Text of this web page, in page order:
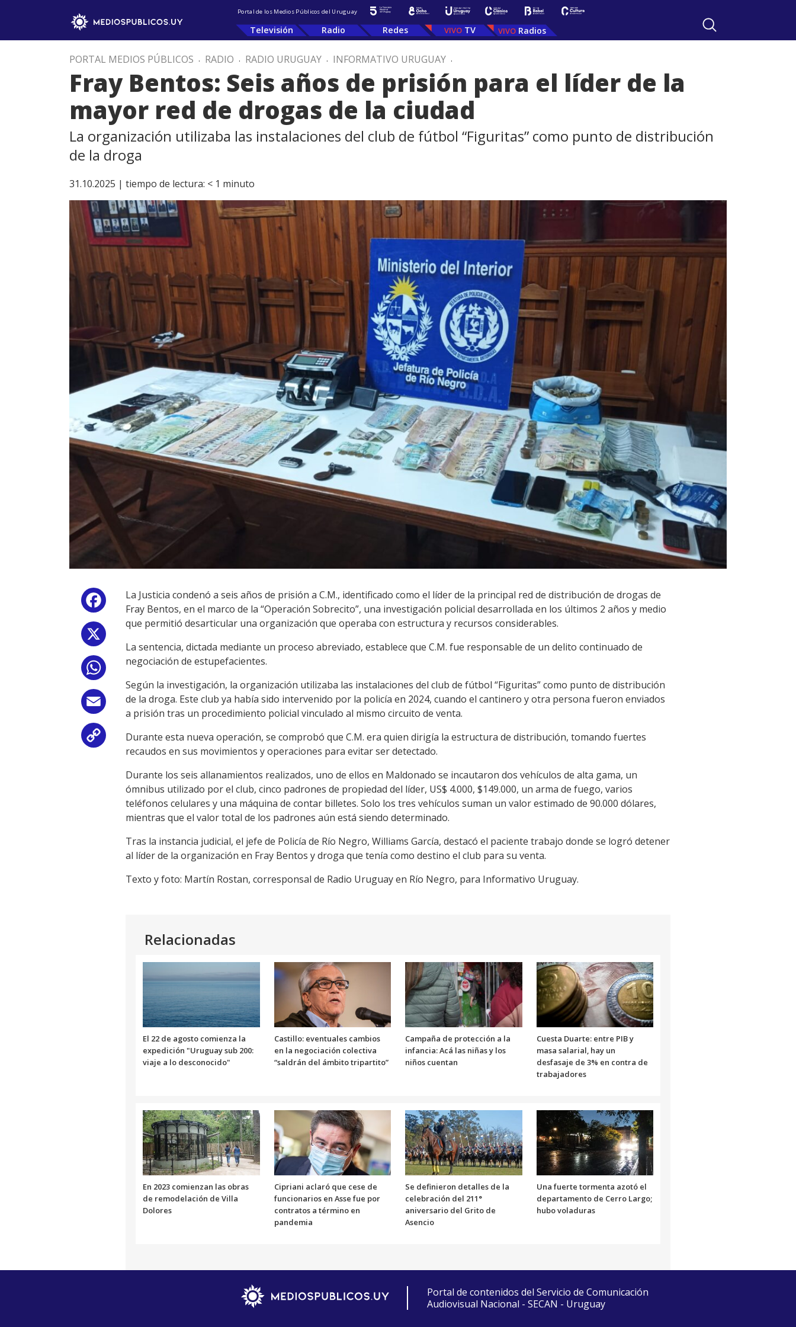
Portal de los Medios Públicos del Uruguay
Televisión Radio Redes TV Radios
PORTAL MEDIOS PÚBLICOS . RADIO . RADIO URUGUAY . INFORMATIVO URUGUAY .
Fray Bentos: Seis años de prisión para el líder de la
mayor red de drogas de la ciudad
La organización utilizaba las instalaciones del club de fútbol “Figuritas” como punto de distribución
de la droga
31.10.2025 | tiempo de lectura: < 1 minuto
Facebook
WhatsApp
Email
Copy
La Justicia condenó a seis años de prisión a C.M., identificado como el líder de la principal red de distribución de drogas de
Fray Bentos, en el marco de la “Operación Sobrecito”, una investigación policial desarrollada en los últimos 2 años y medio
que permitió desarticular una organización que operaba con estructura y recursos considerables.
La sentencia, dictada mediante un proceso abreviado, establece que C.M. fue responsable de un delito continuado de
negociación de estupefacientes.
Según la investigación, la organización utilizaba las instalaciones del club de fútbol “Figuritas” como punto de distribución
de la droga. Este club ya había sido intervenido por la policía en 2024, cuando el cantinero y otra persona fueron enviados
a prisión tras un procedimiento policial vinculado al mismo circuito de venta.
Durante esta nueva operación, se comprobó que C.M. era quien dirigía la estructura de distribución, tomando fuertes
recaudos en sus movimientos y operaciones para evitar ser detectado.
Durante los seis allanamientos realizados, uno de ellos en Maldonado se incautaron dos vehículos de alta gama, un
ómnibus utilizado por el club, cinco padrones de propiedad del líder, US$ 4.000, $149.000, un arma de fuego, varios
teléfonos celulares y una máquina de contar billetes. Solo los tres vehículos suman un valor estimado de 90.000 dólares,
mientras que el valor total de los padrones aún está siendo determinado.
Tras la instancia judicial, el jefe de Policía de Río Negro, Williams García, destacó el paciente trabajo donde se logró detener
al líder de la organización en Fray Bentos y droga que tenía como destino el club para su venta.
Texto y foto: Martín Rostan, corresponsal de Radio Uruguay en Río Negro, para Informativo Uruguay.
Relacionadas
El 22 de agosto comienza la
expedición "Uruguay sub 200:
viaje a lo desconocido"
Castillo: eventuales cambios
en la negociación colectiva
“saldrán del ámbito tripartito”
Campaña de protección a la
infancia: Acá las niñas y los
niños cuentan
Cuesta Duarte: entre PIB y
masa salarial, hay un
desfasaje de 3% en contra de
trabajadores
En 2023 comienzan las obras
de remodelación de Villa
Dolores
Cipriani aclaró que cese de
funcionarios en Asse fue por
contratos a término en
pandemia
Se definieron detalles de la
celebración del 211°
aniversario del Grito de
Asencio
Una fuerte tormenta azotó el
departamento de Cerro Largo;
hubo voladuras
Portal de contenidos del Servicio de Comunicación
Audiovisual Nacional - SECAN - Uruguay